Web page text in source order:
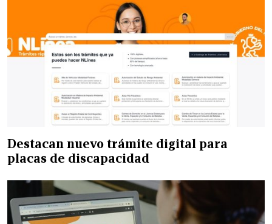
Destacan nuevo trámite digital para
placas de discapacidad